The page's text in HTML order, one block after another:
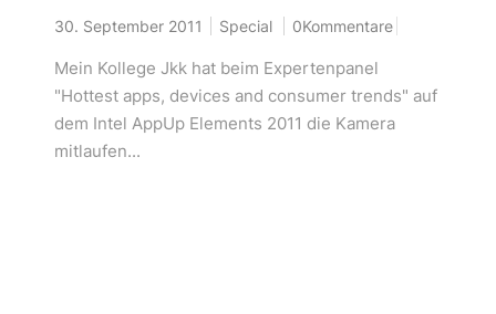
30. September 2011 Special 0Kommentare
Mein Kollege Jkk hat beim Expertenpanel
"Hottest apps, devices and consumer trends" auf
dem Intel AppUp Elements 2011 die Kamera
mitlaufen...